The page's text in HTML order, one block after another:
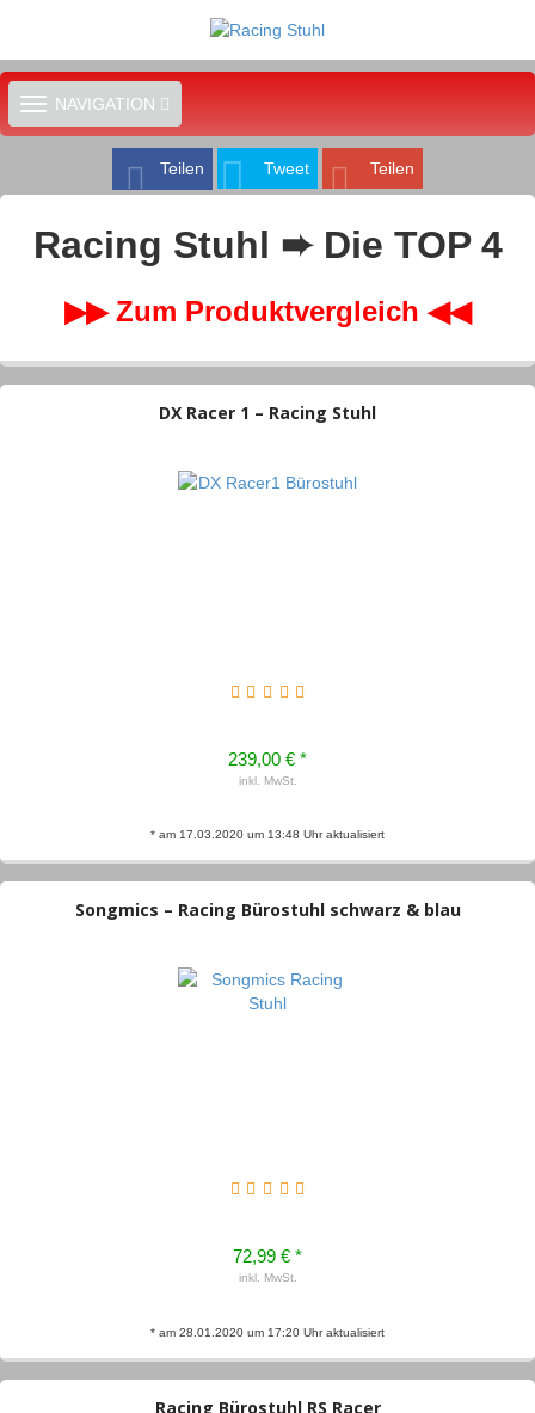
TOGGLE
NAVIGATION
NAVIGATION
Teilen Tweet Teilen
Racing Stuhl ➨ Die TOP 4
▶▶ Zum Produktvergleich ◀◀
DX Racer 1 – Racing Stuhl
239,00 € *
inkl. MwSt.
* am 17.03.2020 um 13:48 Uhr aktualisiert
Songmics – Racing Bürostuhl schwarz & blau
72,99 € *
inkl. MwSt.
* am 28.01.2020 um 17:20 Uhr aktualisiert
Racing Bürostuhl RS Racer